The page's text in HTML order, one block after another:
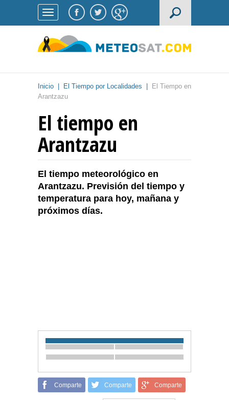
Inicio El Tiempo por Localidades
El Tiempo en
Arantzazu
El tiempo en
Arantzazu
El tiempo meteorológico en
Arantzazu. Previsión del tiempo y
temperatura para hoy, mañana y
próximos días.
Comparte Comparte Comparte